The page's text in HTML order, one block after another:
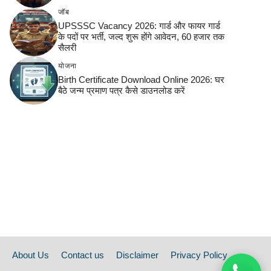
जॉब
UPSSSC Vacancy 2026: गार्ड और फायर गार्ड
के पदों पर भर्ती, जल्द शुरू होंगे आवेदन, 60 हजार तक
सैलरी
योजना
Birth Certificate Download Online 2026: घर
बैठे जन्म प्रमाण पत्र कैसे डाउनलोड करें
About Us Contact us Disclaimer Privacy Policy